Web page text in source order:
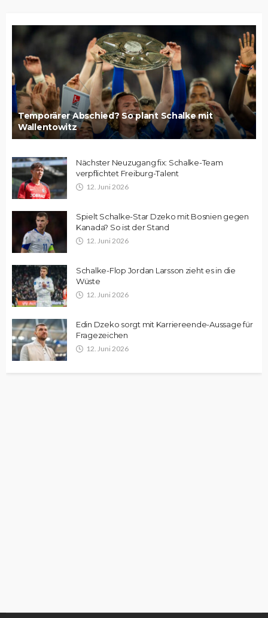
Temporärer Abschied? So plant Schalke mit
Wallentowitz
Nächster Neuzugang fix: Schalke-Team
verpflichtet Freiburg-Talent
12. Juni 2026
Spielt Schalke-Star Dzeko mit Bosnien gegen
Kanada? So ist der Stand
12. Juni 2026
Schalke-Flop Jordan Larsson zieht es in die
Wüste
12. Juni 2026
Edin Dzeko sorgt mit Karriereende-Aussage für
Fragezeichen
12. Juni 2026